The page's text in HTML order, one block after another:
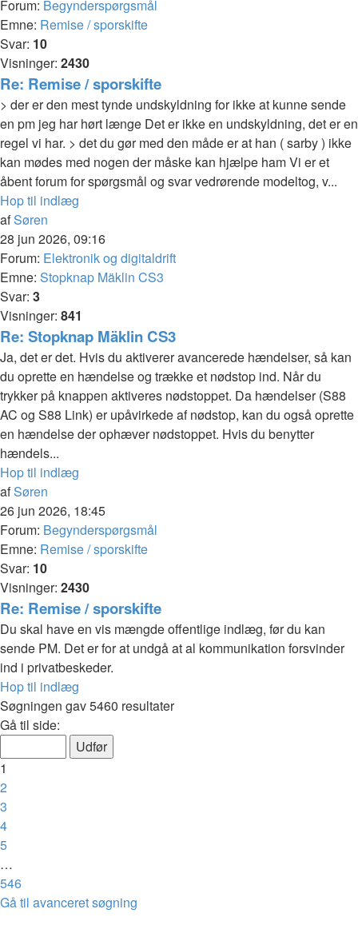
Forum: Begynderspørgsmål
Emne: Remise / sporskifte
Svar: 10
Visninger: 2430
Re: Remise / sporskifte
> der er den mest tynde undskyldning for ikke at kunne sende
en pm jeg har hørt længe Det er ikke en undskyldning, det er en
regel vi har. > det du gør med den måde er at han ( sarby ) ikke
kan mødes med nogen der måske kan hjælpe ham Vi er et
åbent forum for spørgsmål og svar vedrørende modeltog, v...
Hop til indlæg
afSøren
28 jun 2026, 09:16
Forum: Elektronik og digitaldrift
Emne: Stopknap Mäklin CS3
Svar: 3
Visninger: 841
Re: Stopknap Mäklin CS3
Ja, det er det. Hvis du aktiverer avancerede hændelser, så kan
du oprette en hændelse og trække et nødstop ind. Når du
trykker på knappen aktiveres nødstoppet. Da hændelser (S88
AC og S88 Link) er upåvirkede af nødstop, kan du også oprette
en hændelse der ophæver nødstoppet. Hvis du benytter
hændels...
Hop til indlæg
afSøren
26 jun 2026, 18:45
Forum: Begynderspørgsmål
Emne: Remise / sporskifte
Svar: 10
Visninger: 2430
Re: Remise / sporskifte
Du skal have en vis mængde offentlige indlæg, før du kan
sende PM. Det er for at undgå at al kommunikation forsvinder
ind i privatbeskeder.
Hop til indlæg
Søgningen gav 5460 resultater
Side
af
546
Gå til side:
1
2
3
4
5
…
546
Næste
Gå til avanceret søgning